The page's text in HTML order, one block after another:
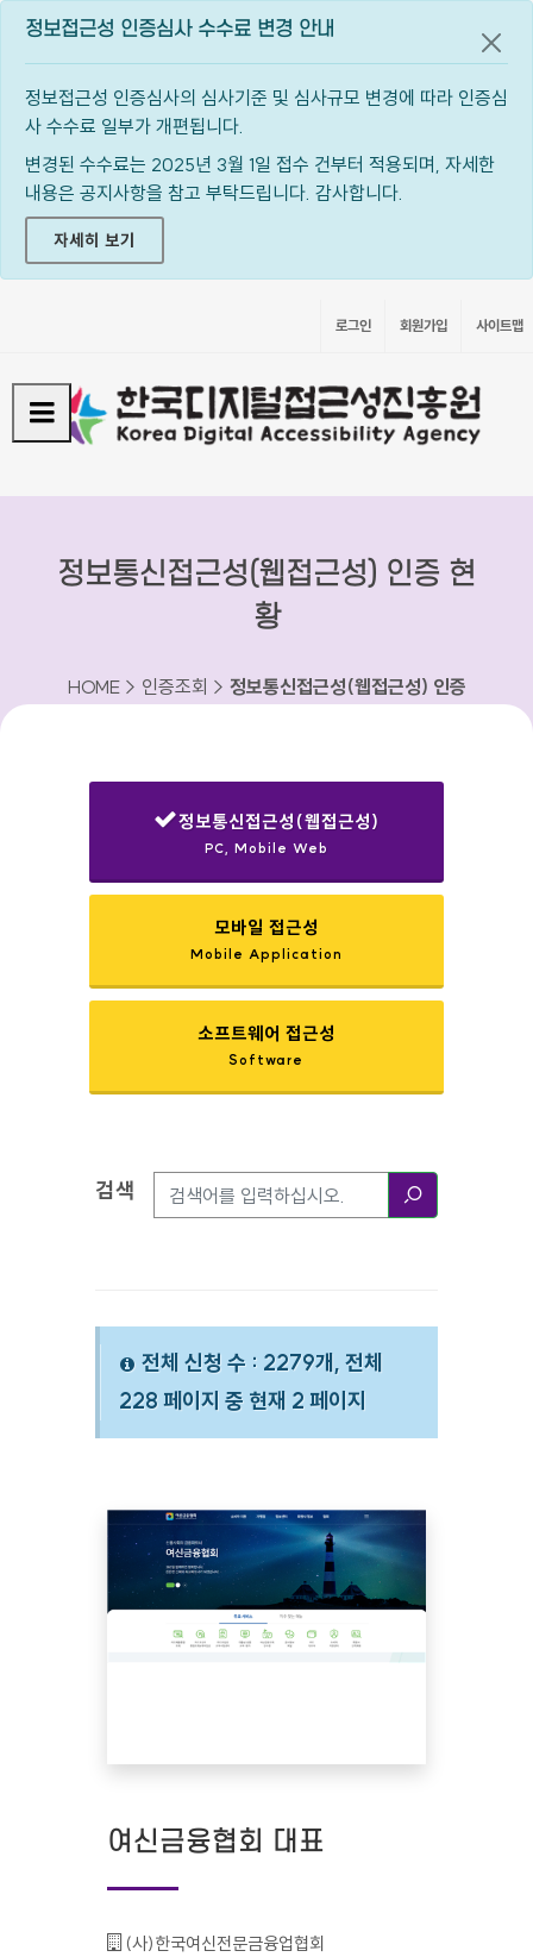
정보접근성 인증심사 수수료 변경 안내
정보접근성 인증심사의 심사기준 및 심사규모 변경에 따라 인증심
사 수수료 일부가 개편됩니다.
변경된 수수료는 2025년 3월 1일 접수 건부터 적용되며, 자세한
내용은 공지사항을 참고 부탁드립니다. 감사합니다.
자세히 보기
공지
로그인 회원가입 사이트맵
정보통신접근성(웹접근성) 인증 현
황
HOME > 인증조회 > 정보통신접근성(웹접근성) 인증
정보통신접근성(웹접근성)
PC, Mobile Web
모바일 접근성
Mobile Application
소프트웨어 접근성
Software
검색옵션
검색
전체 신청 수 : 2279개, 전체
228 페이지 중 현재 2 페이지
여신금융협회 대표
기관명 :
(사)한국여신전문금융업협회